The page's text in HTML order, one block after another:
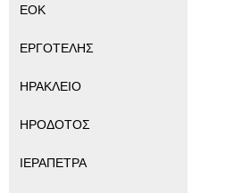
ΕΟΚ
ΕΡΓΟΤΕΛΗΣ
ΗΡΑΚΛΕΙΟ
ΗΡΟΔΟΤΟΣ
ΙΕΡΑΠΕΤΡΑ